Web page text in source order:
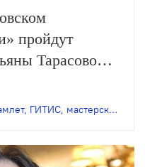
пройдут
Тарасовой
Постановка,
Кудряшова
, ГИТИС, мастерская Олега Кудряшова